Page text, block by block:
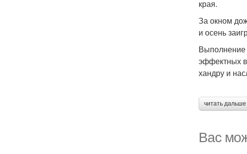
края.
За окном
и осень
Выполнение
эффектных
хандру и
читать
Вас